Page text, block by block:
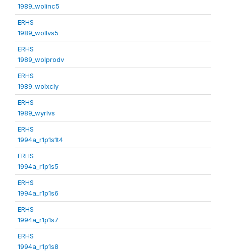
1989_wolinc5
ERHS
1989_wollvs5
ERHS
1989_wolprodv
ERHS
1989_wolxcly
ERHS
1989_wyrlvs
ERHS
1994a_r1p1s1t4
ERHS
1994a_r1p1s5
ERHS
1994a_r1p1s6
ERHS
1994a_r1p1s7
ERHS
1994a_r1p1s8